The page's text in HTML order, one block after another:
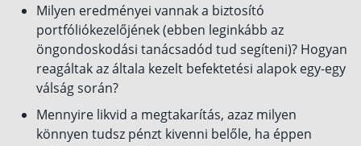
Milyen eredményei vannak a biztosító
portfóliókezelőjének (ebben leginkább az
öngondoskodási tanácsadód tud segíteni)? Hogyan
reagáltak az általa kezelt befektetési alapok egy-egy
válság során?
Mennyire likvid a megtakarítás, azaz milyen
könnyen tudsz pénzt kivenni belőle, ha éppen